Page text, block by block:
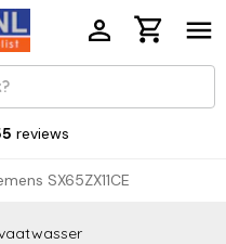
reviews
SX65ZX11CE